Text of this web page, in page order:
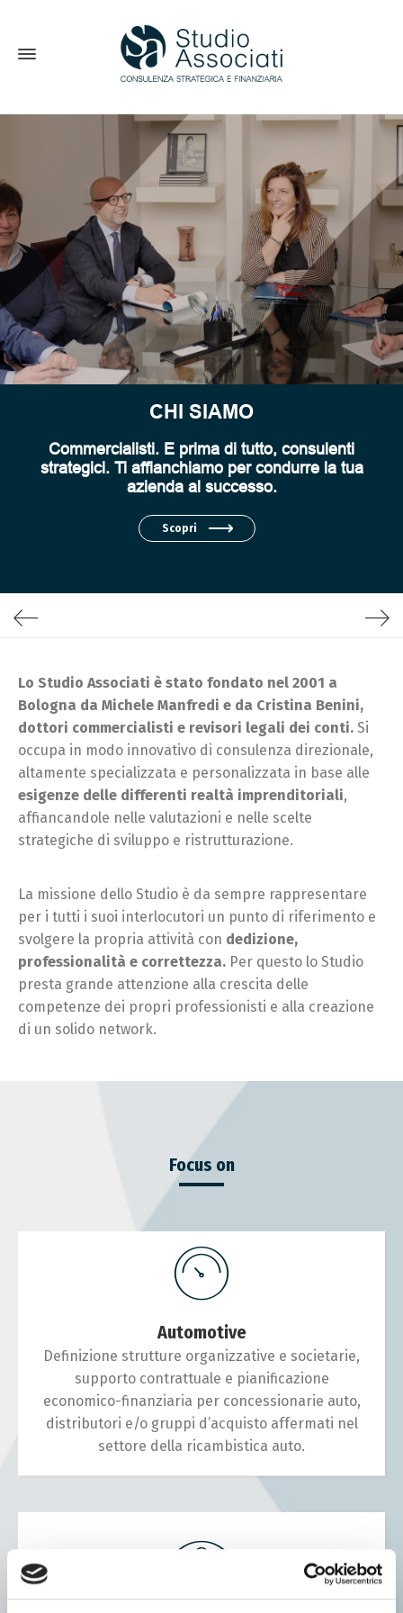
CHI SIAMO
Commercialisti. E prima di tutto, consulenti
strategici. Ti affianchiamo per condurre la tua
azienda al successo.
Scopri
Lo Studio Associati è stato fondato nel 2001 a
Bologna da Michele Manfredi e da Cristina Benini,
dottori commercialisti e revisori legali dei conti. Si
occupa in modo innovativo di consulenza direzionale,
altamente specializzata e personalizzata in base alle
esigenze delle differenti realtà imprenditoriali,
affiancandole nelle valutazioni e nelle scelte
strategiche di sviluppo e ristrutturazione.
La missione dello Studio è da sempre rappresentare
per i tutti i suoi interlocutori un punto di riferimento e
svolgere la propria attività con dedizione,
professionalità e correttezza. Per questo lo Studio
presta grande attenzione alla crescita delle
competenze dei propri professionisti e alla creazione
di un solido network.
Focus on
Automotive
Definizione strutture organizzative e societarie,
supporto contrattuale e pianificazione
economico-finanziaria per concessionarie auto,
distributori e/o gruppi d’acquisto affermati nel
settore della ricambistica auto.